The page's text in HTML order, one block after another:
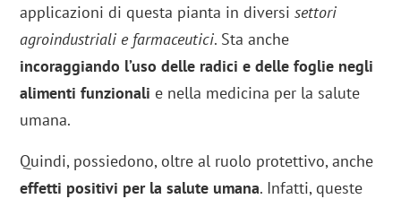
applicazioni di questa pianta in diversisettori
agroindustriali e farmaceutici. Sta anche
incoraggiando l’uso delle radici e delle foglie negli
alimenti funzionali e nella medicina per la salute
umana.
Quindi, possiedono, oltre al ruolo protettivo, anche
effetti positivi per la salute umana. Infatti, queste